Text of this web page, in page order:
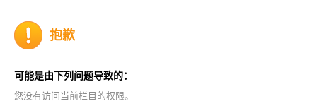
抱歉
可能是由下列问题导致的：
您没有访问当前栏目的权限。